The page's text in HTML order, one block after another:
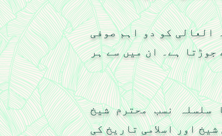
العالی کو دو اہم صوفی
ہے۔ ان میں سے ہر
سلسلہ نسب محترم شیخ
اور اسلامی تاریخ کی